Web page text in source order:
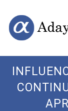
content
Adaya
Press
Open
Access
Publishing